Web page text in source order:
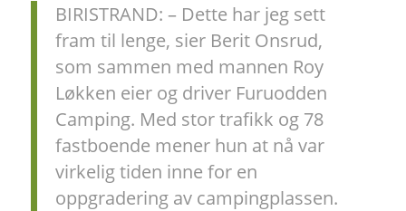
BIRISTRAND: – Dette har jeg sett
fram til lenge, sier Berit Onsrud,
som sammen med mannen Roy
Løkken eier og driver Furuodden
Camping. Med stor trafikk og 78
fastboende mener hun at nå var
virkelig tiden inne for en
oppgradering av campingplassen.